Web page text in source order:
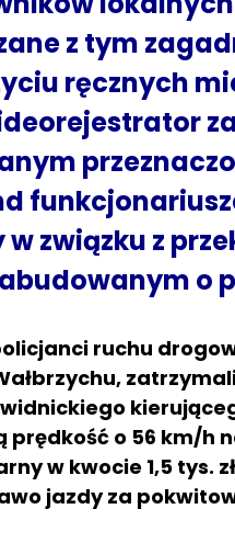
z tym
ręcznych
związku z
o
ruchu
prędkość o 56 km/h
w kwocie 1,5 tys.
jazdy za